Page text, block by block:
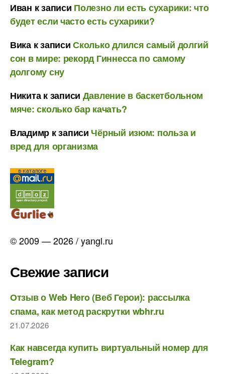
Иван к записи Полезно ли есть сухарики: что
будет если часто есть сухарики?
Викак записиСколько длился самый долгий
сон в мире: рекорд Гиннесса по самому
долгому сну
Никитак записи Давление в баскетбольном
мяче: сколько бар качать?
Владимр к записи Чёрный изюм: польза и
вред для организма
© 2009 — 2026 / yangl.ru
Свежие записи
Отзыв о Web Hero (Веб Герои): рассылка
спама, как метод раскрутки wbhr.ru
21.07.2026
Как навсегда купить виртуальный номер для
Telegram?